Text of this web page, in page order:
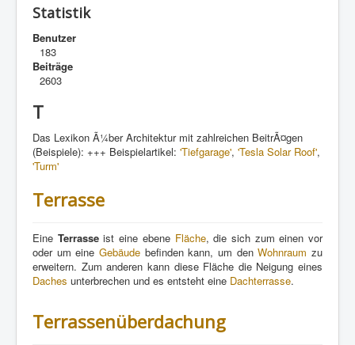
Statistik
Benutzer
183
Beiträge
2603
T
Das Lexikon Ã¼ber Architektur mit zahlreichen BeitrÃ¤gen
(Beispiele): +++ Beispielartikel: 'Tiefgarage', 'Tesla Solar Roof',
'Turm'
Terrasse
Eine Terrasseist eine ebene Fläche, die sich zum einen vor
oder um eine Gebäude befinden kann, um denWohnraum zu
erweitern. Zum anderen kann diese Fläche die Neigung eines
Daches unterbrechen und es entsteht eine Dachterrasse.
Terrassenüberdachung